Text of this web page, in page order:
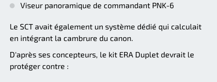
Viseur panoramique de commandant PNK-6
Le SCT avait également un système dédié qui calculait
en intégrant la cambrure du canon.
D'après ses concepteurs, le kit ERA Duplet devrait le
protéger contre :